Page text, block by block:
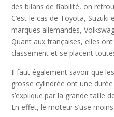
des bilans de fiabilité, on
C’est le cas de Toyota, Suzuki
marques allemandes,
Quant aux françaises, elles
classement et se placent
Il faut également savoir que
grosse cylindrée ont une
s’explique par la grande taille
En effet, le moteur s’use